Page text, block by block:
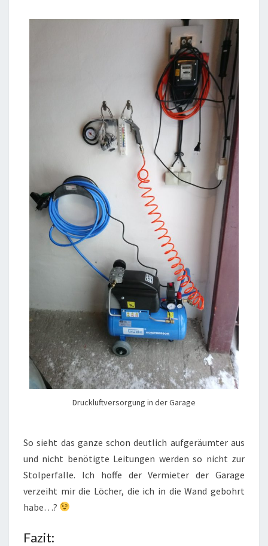
Druckluftversorgung in der Garage
So sieht das ganze schon deutlich aufgeräumter aus
und nicht benötigte Leitungen werden so nicht zur
Stolperfalle. Ich hoffe der Vermieter der Garage
verzeiht mir die Löcher, die ich in die Wand gebohrt
habe…?
Fazit: